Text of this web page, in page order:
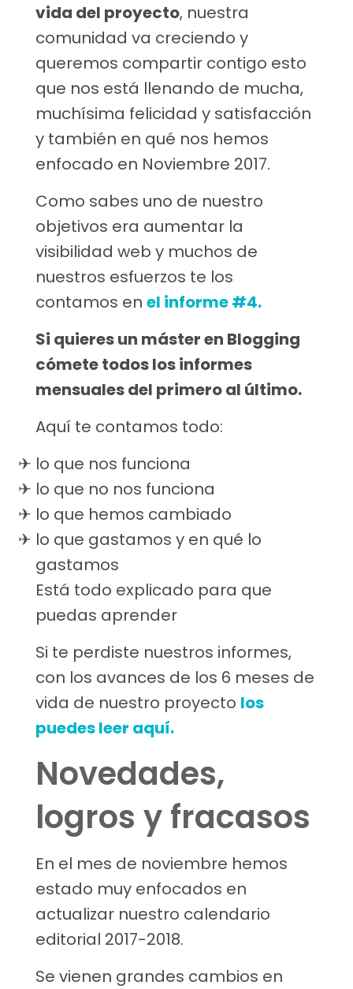
vida del proyecto, nuestra
comunidad va creciendo y
queremos compartir contigo esto
que nos está llenando de mucha,
muchísima felicidad y satisfacción
y también en qué nos hemos
enfocado en Noviembre 2017.
Como sabes uno de nuestro
objetivos era aumentar la
visibilidad web y muchos de
nuestros esfuerzos te los
contamos en el informe #4.
Si quieres un máster en Blogging
cómete todos los informes
mensuales del primero al último.
Aquí te contamos todo:
lo que nos funciona
lo que no nos funciona
lo que hemos cambiado
lo que gastamos y en qué lo
gastamos
Está todo explicado para que
puedas aprender
Si te perdiste nuestros informes,
con los avances de los 6 meses de
vida de nuestro proyecto los
puedes leer aquí.
Novedades,
logros y fracasos
En el mes de noviembre hemos
estado muy enfocados en
actualizar nuestro calendario
editorial 2017-2018.
Se vienen grandes cambios en